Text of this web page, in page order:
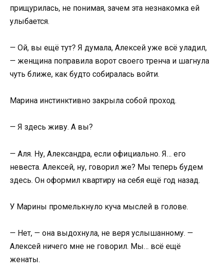
прищурилась, не понимая, зачем эта незнакомка ей
улыбается.
— Ой, вы ещё тут? Я думала, Алексей уже всё уладил,
— женщина поправила ворот своего тренча и шагнула
чуть ближе, как будто собиралась войти.
Марина инстинктивно закрыла собой проход.
— Я здесь живу. А вы?
— Аля. Ну, Александра, если официально. Я… его
невеста. Алексей, ну, говорил же? Мы теперь будем
здесь. Он оформил квартиру на себя ещё год назад.
У Марины промелькнуло куча мыслей в голове.
— Нет, — она выдохнула, не веря услышанному. —
Алексей ничего мне не говорил. Мы… всё ещё
женаты.